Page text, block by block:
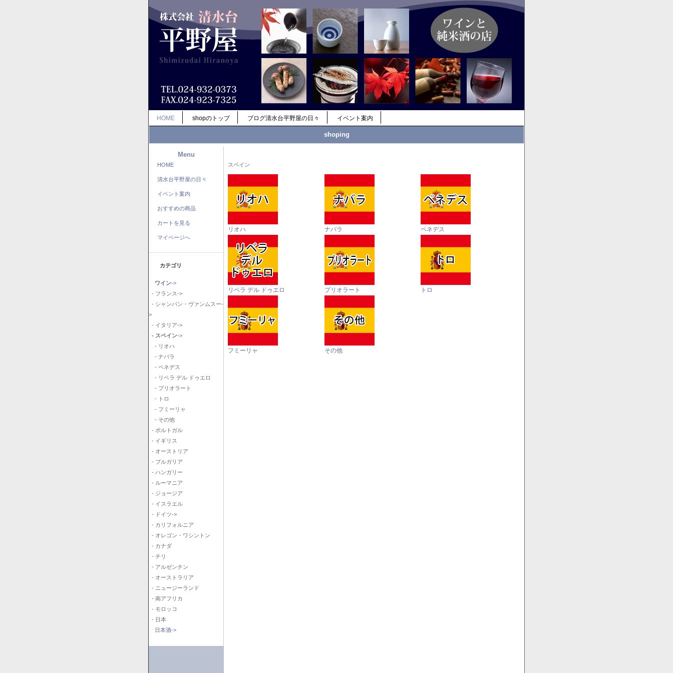
HOME shopのトップ ブログ清水台平野屋の日々 イベント案内
shoping
Menu
HOME
清水台平野屋の日々
イベント案内
おすすめの商品
カートを見る
マイページへ
カテゴリ
ワイン->
- フランス->
- シャンパン・ヴァンムスー-
>
- イタリア->
- スペイン->
- リオハ
- ナバラ
- ペネデス
- リベラ デル ドゥエロ
- プリオラート
- トロ
- フミーリャ
- その他
- ポルトガル
- イギリス
- オーストリア
- ブルガリア
- ハンガリー
- ルーマニア
- ジョージア
- イスラエル
- ドイツ->
- カリフォルニア
- オレゴン・ワシントン
- カナダ
- チリ
- アルゼンチン
- オーストラリア
- ニュージーランド
- 南アフリカ
- モロッコ
- 日本
日本酒->
スペイン
リオハ ナバラ ペネデス
リベラ デル ドゥエロ プリオラート トロ
フミーリャ その他